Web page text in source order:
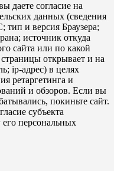
даете согласие на
данных (сведения
и версия Браузера;
источник откуда
сайта или по какой
открывает и на
ip-адрес) в целях
ретаргетинга и
и обзоров. Если вы
покиньте сайт.
субъекта
персональных